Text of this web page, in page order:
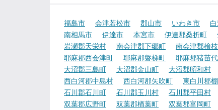
福島市 会津若松市 郡山市 いわき市
南相馬市
伊達市 本宮市 伊達郡桑折町
岩瀬郡天栄村
南会津郡下郷町 南会津郡檜
耶麻郡西会津町
耶麻郡磐梯町 耶麻郡猪苗
大沼郡三島町
大沼郡金山町 大沼郡昭和村
西白河郡中島村
西白河郡矢吹町 東白川郡
石川郡石川町
石川郡玉川村 石川郡平田村
双葉郡広野町
双葉郡楢葉町 双葉郡富岡町